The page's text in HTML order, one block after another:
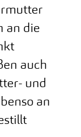
an die
auch
und
an